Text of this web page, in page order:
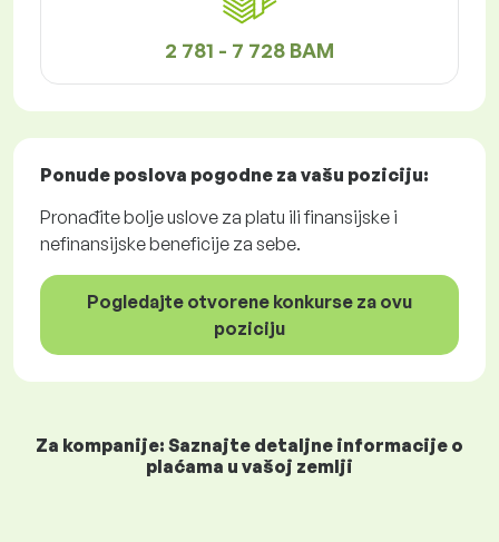
2 781 - 7 728 BAM
Ponude poslova pogodne za vašu poziciju:
Pronađite bolje uslove za platu ili finansijske i
nefinansijske beneficije za sebe.
Pogledajte otvorene konkurse za ovu
poziciju
Za kompanije: Saznajte detaljne informacije o
plaćama u vašoj zemlji